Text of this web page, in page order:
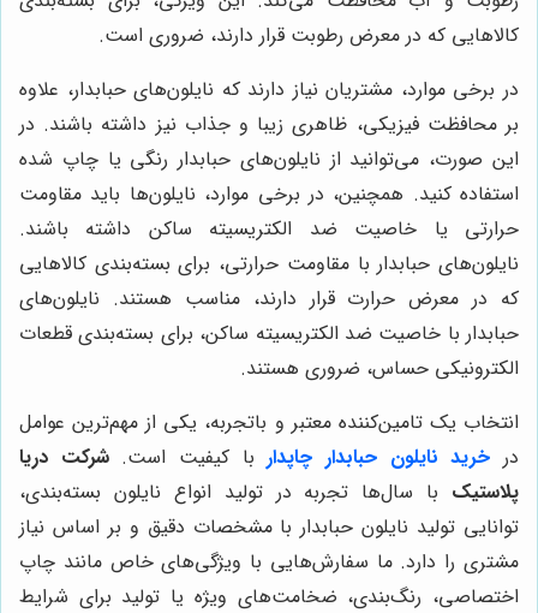
کالاهایی که در معرض رطوبت قرار دارند، ضروری است.
در برخی موارد، مشتریان نیاز دارند که نایلون‌های حبابدار، علاوه
بر محافظت فیزیکی، ظاهری زیبا و جذاب نیز داشته باشند. در
این صورت، می‌توانید از نایلون‌های حبابدار رنگی یا چاپ شده
استفاده کنید. همچنین، در برخی موارد، نایلون‌ها باید مقاومت
حرارتی یا خاصیت ضد الکتریسیته ساکن داشته باشند.
نایلون‌های حبابدار با مقاومت حرارتی، برای بسته‌بندی کالاهایی
که در معرض حرارت قرار دارند، مناسب هستند. نایلون‌های
حبابدار با خاصیت ضد الکتریسیته ساکن، برای بسته‌بندی قطعات
الکترونیکی حساس، ضروری هستند.
انتخاب یک تامین‌کننده معتبر و باتجربه، یکی از مهم‌ترین عوامل
در خرید نایلون حبابدار چاپدار با کیفیت است.شرکت دریا
پلاستیک با سال‌ها تجربه در تولید انواع نایلون بسته‌بندی،
توانایی تولید نایلون حبابدار با مشخصات دقیق و بر اساس نیاز
مشتری را دارد. ما سفارش‌هایی با ویژگی‌های خاص مانند چاپ
اختصاصی، رنگ‌بندی، ضخامت‌های ویژه یا تولید برای شرایط